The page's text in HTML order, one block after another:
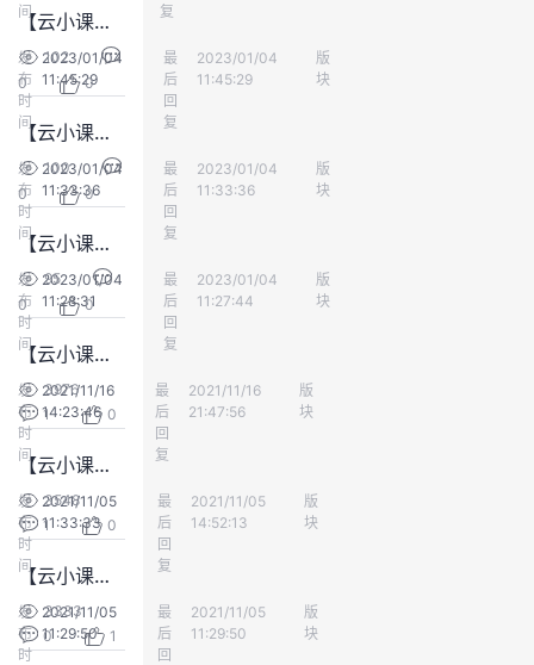
藏
间
复
【云小课】GaussDB(DWS)资源管理介绍
发
布
时
间
2023/01/04
11:45:29
最
后
回
复
数仓云云
2023/01/04
11:45:29
版
块
102
0
0
【云小课】GaussDB(DWS)如何使用函数实现数据列加解密
发
布
时
间
2023/01/04
11:33:36
最
后
回
复
数仓云云
2023/01/04
11:33:36
版
块
100
0
0
【云小课】GaussDB(DWS)数据存储尽在掌控，冷热数据切换自如
发
布
时
间
2023/01/04
11:28:31
最
后
回
复
数仓云云
2023/01/04
11:27:44
版
块
95
0
0
【云小课】运筹帷幄-GaussDB(DWS)教你分析阻塞SQL的几个妙招
发
布
时
间
2021/11/16
14:23:46
最
后
回
复
QGS
2021/11/16
21:47:56
版
块
3976
1
0
【云小课】打造企业数据“高内聚，低耦合”--试试GaussDB(DWS)逻辑集群，实现数据物理隔离
发
布
时
间
2021/11/05
11:33:33
最
后
回
复
QGS
2021/11/05
14:52:13
版
块
3548
1
0
【云小课】不可不知的调优技巧-GaussDB(DWS)表结构优化
发
布
时
2021/11/05
11:29:50
最
后
回
数仓云云
2021/11/05
11:29:50
版
块
3333
0
1